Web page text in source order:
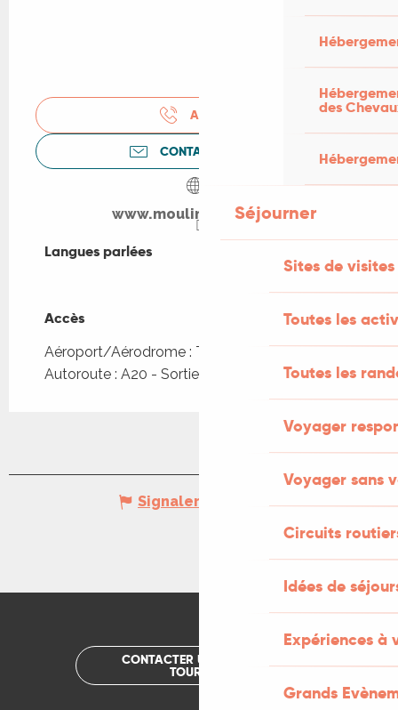
des
Séjourner
Sites de visites
Toutes les
Toutes les
Voyager
Voyager sans
Circuits
Idées de
Expériences à
Grands
APPELER
CONTACTEZ-NOUS
www.moulindubuffan.fr
Langues parlées
Langues parlées
Accès
Accès
Aéroport/Aérodrome : Toulouse à 194km
Autoroute : A20 - Sortie 56
Signaler une erreur
CONTACTER UN OFFICE DE
TOURISME